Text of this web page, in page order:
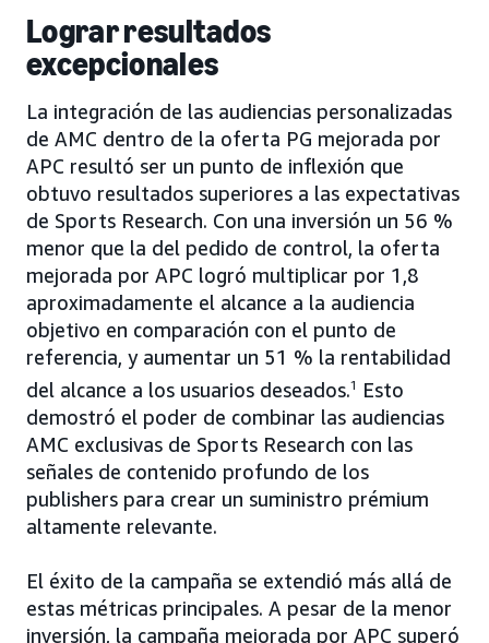
Lograr resultados
excepcionales
La integración de las audiencias personalizadas
de AMC dentro de la oferta PG mejorada por
APC resultó ser un punto de inflexión que
obtuvo resultados superiores a las expectativas
de Sports Research. Con una inversión un 56 %
menor que la del pedido de control, la oferta
mejorada por APC logró multiplicar por 1,8
aproximadamente el alcance a la audiencia
objetivo en comparación con el punto de
referencia, y aumentar un 51 % la rentabilidad
del alcance a los usuarios deseados.1
Esto
demostró el poder de combinar las audiencias
AMC exclusivas de Sports Research con las
señales de contenido profundo de los
publishers para crear un suministro prémium
altamente relevante.
El éxito de la campaña se extendió más allá de
estas métricas principales. A pesar de la menor
inversión, la campaña mejorada por APC superó